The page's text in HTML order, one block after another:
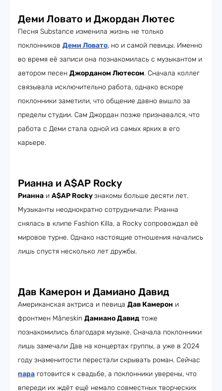
Деми Ловато и Джордан Лютес
Песня Substance изменила жизнь не только
поклонников Деми Ловато, но и самой певицы. Именно
во время её записи она познакомилась с музыкантом и
автором песен Джорданом Лютесом. Сначала коллег
связывала исключительно работа, однако вскоре
поклонники заметили, что общение давно вышло за
пределы студии. Сам Джордан позже признавался, что
работа с Деми стала одной из самых ярких в его
карьере.
Рианна и A$AP Rocky
Рианна и A$AP Rockyзнакомы больше десяти лет.
Музыканты неоднократно сотрудничали: Рианна
снялась в клипе Fashion Killa, а Rocky сопровождал её
мировое турне. Однако настоящие отношения начались
лишь спустя несколько лет дружбы.
Дав Камерон и Дамиано Давид
Американская актриса и певица Дав Камерон и
фронтмен Måneskin Дамиано Давид тоже
познакомились благодаря музыке. Сначала поклонники
лишь замечали Дав на концертах группы, а уже в 2024
году знаменитости перестали скрывать роман. Сейчас
пара готовится к свадьбе, а поклонники уверены, что
впереди их ждёт ещё немало совместных творческих